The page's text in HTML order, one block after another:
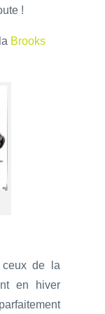
!
Brooks
ceux de la
en hiver